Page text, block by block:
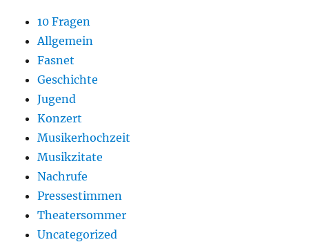
10 Fragen
Allgemein
Fasnet
Geschichte
Jugend
Konzert
Musikerhochzeit
Musikzitate
Nachrufe
Pressestimmen
Theatersommer
Uncategorized